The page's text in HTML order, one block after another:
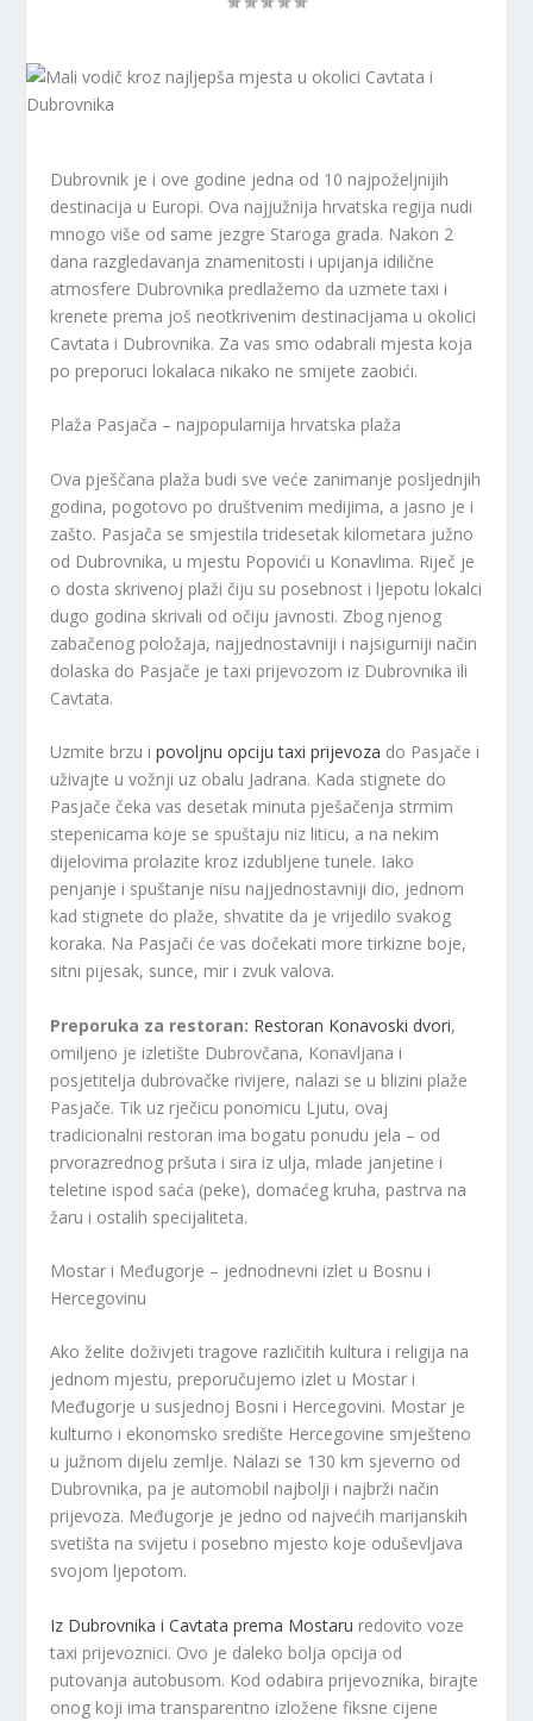
Dubrovnik je i ove godine jedna od 10 najpoželjnijih
destinacija u Europi. Ova najjužnija hrvatska regija nudi
mnogo više od same jezgre Staroga grada. Nakon 2
dana razgledavanja znamenitosti i upijanja idilične
atmosfere Dubrovnika predlažemo da uzmete taxi i
krenete prema još neotkrivenim destinacijama u okolici
Cavtata i Dubrovnika. Za vas smo odabrali mjesta koja
po preporuci lokalaca nikako ne smijete zaobići.
Plaža Pasjača – najpopularnija hrvatska plaža
Ova pješčana plaža budi sve veće zanimanje posljednjih
godina, pogotovo po društvenim medijima, a jasno je i
zašto. Pasjača se smjestila tridesetak kilometara južno
od Dubrovnika, u mjestu Popovići u Konavlima. Riječ je
o dosta skrivenoj plaži čiju su posebnost i ljepotu lokalci
dugo godina skrivali od očiju javnosti. Zbog njenog
zabačenog položaja, najjednostavniji i najsigurniji način
dolaska do Pasjače je taxi prijevozom iz Dubrovnika ili
Cavtata.
Uzmite brzu ipovoljnu opciju taxi prijevoza do Pasjače i
uživajte u vožnji uz obalu Jadrana. Kada stignete do
Pasjače čeka vas desetak minuta pješačenja strmim
stepenicama koje se spuštaju niz liticu, a na nekim
dijelovima prolazite kroz izdubljene tunele. Iako
penjanje i spuštanje nisu najjednostavniji dio, jednom
kad stignete do plaže, shvatite da je vrijedilo svakog
koraka. Na Pasjači će vas dočekati more tirkizne boje,
sitni pijesak, sunce, mir i zvuk valova.
Preporuka za restoran: Restoran Konavoski dvori,
omiljeno je izletište Dubrovčana, Konavljana i
posjetitelja dubrovačke rivijere, nalazi se u blizini plaže
Pasjače. Tik uz rječicu ponornicu Ljutu, ovaj
tradicionalni restoran ima bogatu ponudu jela – od
prvorazrednog pršuta i sira iz ulja, mlade janjetine i
teletine ispod saća (peke), domaćeg kruha, pastrva na
žaru i ostalih specijaliteta.
Mostar i Međugorje – jednodnevni izlet u Bosnu i
Hercegovinu
Ako želite doživjeti tragove različitih kultura i religija na
jednom mjestu, preporučujemo izlet u Mostar i
Međugorje u susjednoj Bosni i Hercegovini. Mostar je
kulturno i ekonomsko središte Hercegovine smješteno
u južnom dijelu zemlje. Nalazi se 130 km sjeverno od
Dubrovnika, pa je automobil najbolji i najbrži način
prijevoza. Međugorje je jedno od najvećih marijanskih
svetišta na svijetu i posebno mjesto koje oduševljava
svojom ljepotom.
Iz Dubrovnika i Cavtata prema Mostaru redovito voze
taxi prijevoznici. Ovo je daleko bolja opcija od
putovanja autobusom. Kod odabira prijevoznika, birajte
onog koji ima transparentno izložene fiksne cijene